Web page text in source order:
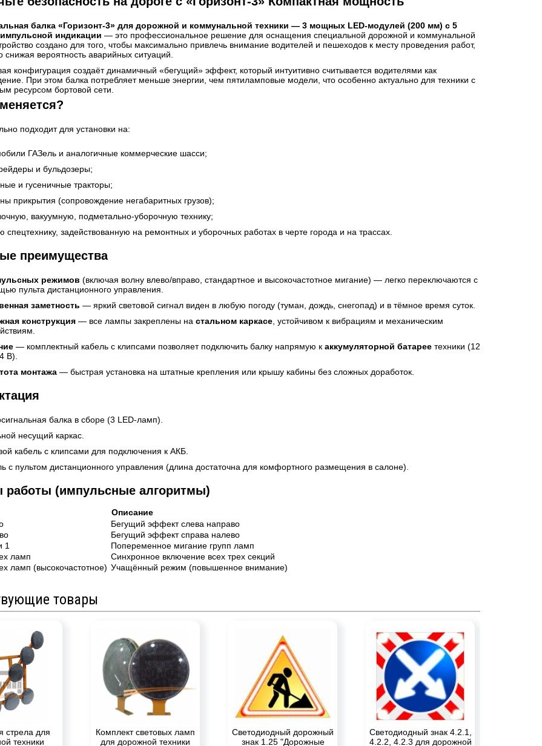
балка «Горизонт-3» для дорожной и коммунальной техники — 3 мощных LED-модулей (200 мм) с 5
индикации — это профессиональное решение для оснащения специальной дорожной и коммунальной
создано для того, чтобы максимально привлечь внимание водителей и пешеходов к месту проведения работ,
снижая вероятность аварийных ситуаций.
конфигурация создаёт динамичный «бегущий» эффект, который интуитивно считывается водителями как
При этом балка потребляет меньше энергии, чем пятиламповые модели, что особенно актуально для техники с
ресурсом бортовой сети.
подходит для установки на:
ГАЗель и аналогичные коммерческие шасси;
и бульдозеры;
и гусеничные тракторы;
прикрытия (сопровождение негабаритных грузов);
вакуумную, подметально-уборочную технику;
спецтехнику, задействованную на ремонтных и уборочных работах в черте города и на трассах.
преимущества
режимов (включая волну влево/вправо, стандартное и высокочастотное мигание) — легко переключаются с
пульта дистанционного управления.
заметность — яркий световой сигнал виден в любую погоду (туман, дождь, снегопад) и в тёмное время суток.
конструкция — все лампы закреплены на стальном каркасе, устойчивом к вибрациям и механическим
— комплектный кабель с клипсами позволяет подключить балку напрямую к аккумуляторной батарее техники (12
В).
монтажа — быстрая установка на штатные крепления или крышу кабины без сложных доработок.
балка в сборе (3 LED-ламп).
несущий каркас.
кабель с клипсами для подключения к АКБ.
с пультом дистанционного управления (длина достаточна для комфортного размещения в салоне).
(импульсные алгоритмы)
Описание
Бегущий эффект слева направо
Бегущий эффект справа налево
1
Попеременное мигание групп ламп
ламп
Синхронное включение всех трех секций
ламп (высокочастотное) Учащённый режим (повышенное внимание)
товары
стрела для
техники
Комплект световых ламп
для дорожной техники
Светодиодный дорожный
знак 1.25 "Дорожные
Светодиодный знак 4.2.1,
4.2.2, 4.2.3 для дорожной